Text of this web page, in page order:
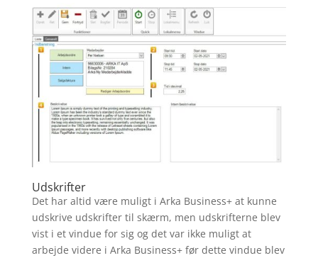
Udskrifter
Det har altid være muligt i Arka Business+ at kunne
udskrive udskrifter til skærm, men udskrifterne blev
vist i et vindue for sig og det var ikke muligt at
arbejde videre i Arka Business+ før dette vindue blev